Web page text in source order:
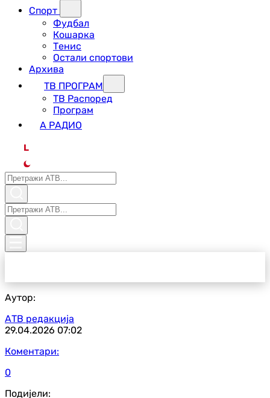
Спорт
Фудбал
Кошарка
Тенис
Остали спортови
Архива
ТВ ПРОГРАМ
ТВ Распоред
Програм
А РАДИО
L
Аутор:
АТВ редакција
29.04.2026 07:02
Коментари:
0
Подијели: